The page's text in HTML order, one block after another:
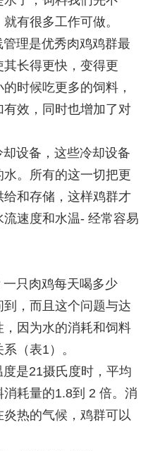
有很多工作可做。
理是优秀肉鸡鸡群最
长得更快，变得更
时候吃更多的饲料，
效，同时也增加了对
设备，这些冷却设备
。所有的这一切把更
和存储，这样鸡群才
速度和水温- 经常容易
只肉鸡每天喝多少
，而且这个问题与达
因为水的消耗和饲料
（表1）。
是21摄氏度时，平均
耗量的1.8到 2 倍。消
热的气候，鸡群可以